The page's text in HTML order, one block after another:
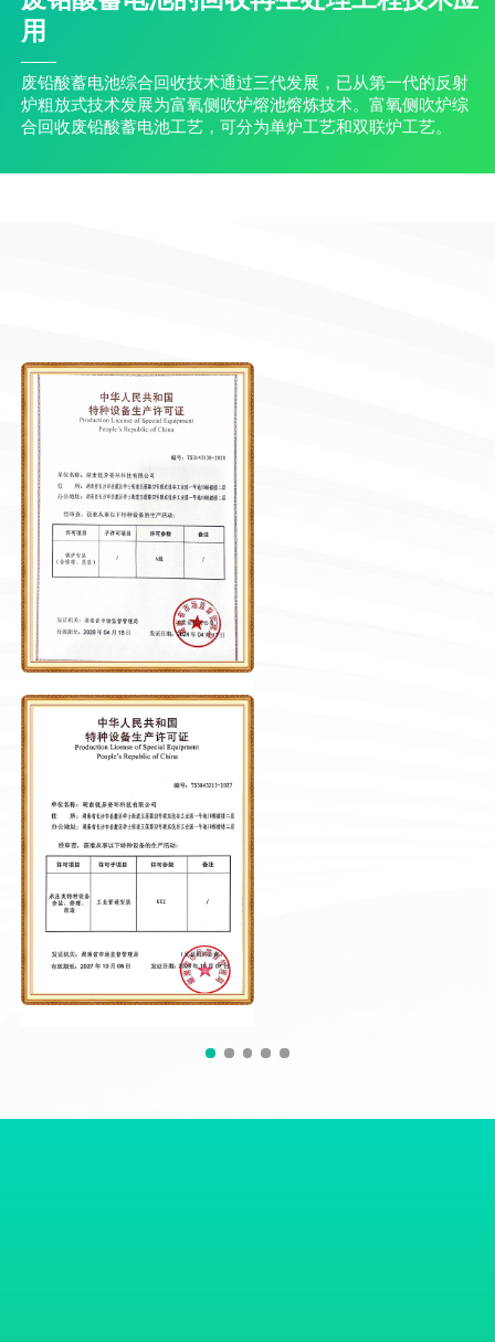
用
废铅酸蓄电池综合回收技术通过三代发展，已从第一代的反射
炉粗放式技术发展为富氧侧吹炉熔池熔炼技术。富氧侧吹炉综
合回收废铅酸蓄电池工艺，可分为单炉工艺和双联炉工艺。